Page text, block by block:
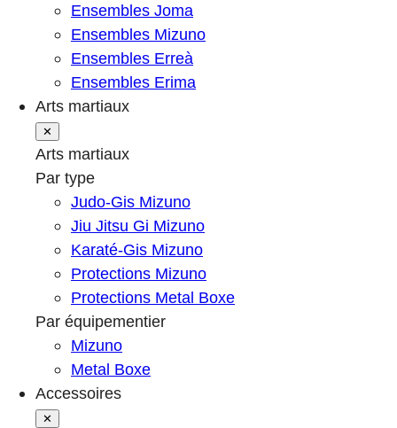
Ensembles Joma
Ensembles Mizuno
Ensembles Erreà
Ensembles Erima
Arts martiaux
✕
Arts martiaux
Par type
Judo-Gis Mizuno
Jiu Jitsu Gi Mizuno
Karaté-Gis Mizuno
Protections Mizuno
Protections Metal Boxe
Par équipementier
Mizuno
Metal Boxe
Accessoires
✕